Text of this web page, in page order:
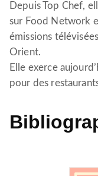
Depuis Top Chef,
sur Food Network
émissions
Orient.
Elle exerce
pour des